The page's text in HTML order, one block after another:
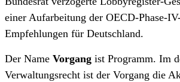
einer Aufarbeitung der OECD-Phase-
Empfehlungen für Deutschland.
Der Name Vorgang ist Programm. Im
Verwaltungsrecht ist der Vorgang die